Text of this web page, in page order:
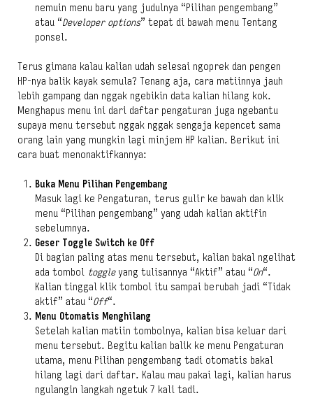
nemuin menu baru yang judulnya “Pilihan pengembang”
atau “Developer options” tepat di bawah menu Tentang
ponsel.
Terus gimana kalau kalian udah selesai ngoprek dan pengen
HP-nya balik kayak semula? Tenang aja, cara matiinnya jauh
lebih gampang dan nggak ngebikin data kalian hilang kok.
Menghapus menu ini dari daftar pengaturan juga ngebantu
supaya menu tersebut nggak nggak sengaja kepencet sama
orang lain yang mungkin lagi minjem HP kalian. Berikut ini
cara buat menonaktifkannya:
Buka Menu Pilihan Pengembang
Masuk lagi ke Pengaturan, terus gulir ke bawah dan klik
menu “Pilihan pengembang” yang udah kalian aktifin
sebelumnya.
Geser Toggle Switch ke Off
Di bagian paling atas menu tersebut, kalian bakal ngelihat
ada tombol toggleyang tulisannya “Aktif” atau “On“.
Kalian tinggal klik tombol itu sampai berubah jadi “Tidak
aktif” atau “Off“.
Menu Otomatis Menghilang
Setelah kalian matiin tombolnya, kalian bisa keluar dari
menu tersebut. Begitu kalian balik ke menu Pengaturan
utama, menu Pilihan pengembang tadi otomatis bakal
hilang lagi dari daftar. Kalau mau pakai lagi, kalian harus
ngulangin langkah ngetuk 7 kali tadi.